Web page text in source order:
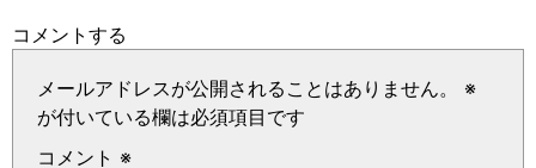
コメントする
メールアドレスが公開されることはありません。
※
が付いている欄は必須項目です
コメント ※